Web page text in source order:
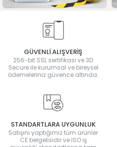
GÜVENLİ ALIŞVERİŞ
256-bit SSL sertifikası ve 3D
Secure ile kurumsal ve bireysel
ödemeleriniz güvence altında.
STANDARTLARA UYGUNLUK
Satışını yaptığımız tüm ürünler
CE belgelisidir ve ISO iş